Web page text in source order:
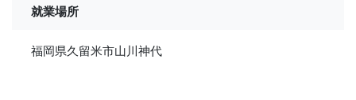
就業場所
福岡県久留米市山川神代